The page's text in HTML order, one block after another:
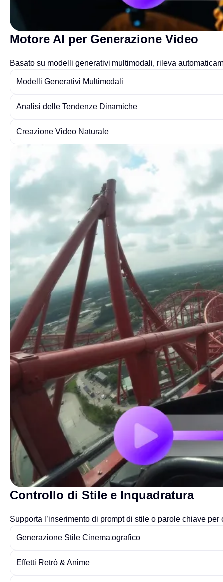
Motore AI per Generazione Video
Basato su modelli generativi multimodali, rileva
Modelli Generativi Multimodali
Analisi delle Tendenze Dinamiche
Creazione Video Naturale
Controllo di Stile e Inquadratura
Supporta l’inserimento di prompt di stile o parole chiave
Generazione Stile Cinematografico
Effetti Retrò & Anime